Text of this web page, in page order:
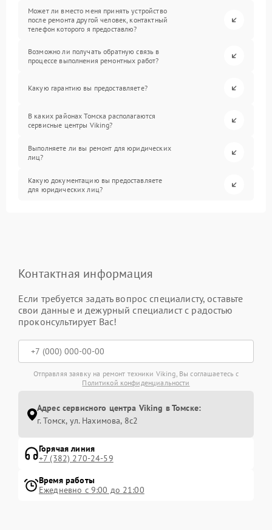
Может ли вместо меня принять устройство
после ремонта другой человек, контактный
телефон которого я предоставлю?
Возможно ли получать обратную связь в
процессе выполнения ремонтных работ?
Какую гарантию вы предоставляете?
В каких районах Томска располагаются
сервисные центры Viking?
Выполняете ли вы ремонт для юридических
лиц?
Какую документацию вы предоставляете
для юридических лиц?
Контактная информация
Если требуется задать вопрос специалисту, оставьте
свои данные и дежурный специалист с радостью
проконсультирует Вас!
Отправляя заявку на ремонт техники Viking, Вы соглашаетесь с
Политикой конфиденциальности
Адрес сервисного центра Viking в Томске:
г. Томск, ул. Нахимова, 8с2
Горячая линия
+7 (382) 270-24-59
Время работы
Ежедневно с 9:00 до 21:00